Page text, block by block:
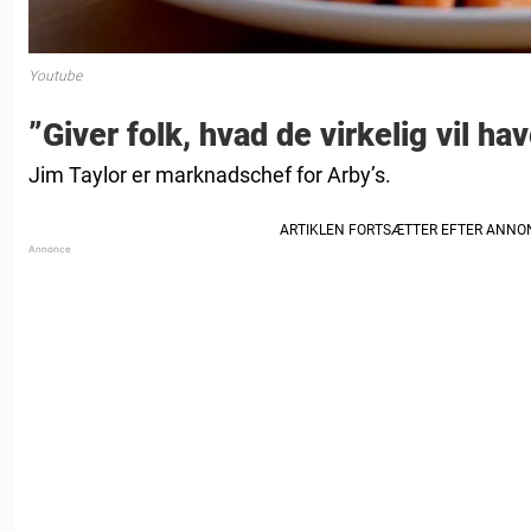
Youtube
”Giver folk, hvad de virkelig vil
Jim Taylor er marknadschef for Arby’s.